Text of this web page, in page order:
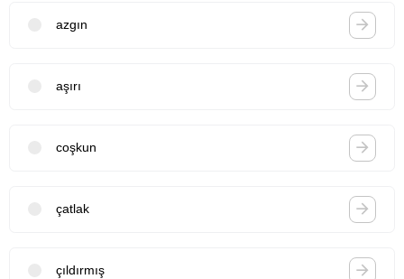
azgın
aşırı
coşkun
çatlak
çıldırmış